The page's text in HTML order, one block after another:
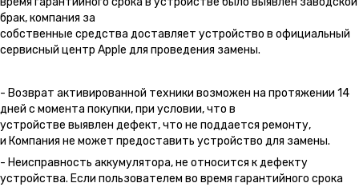
брак, компания за
собственные средства доставляет устройство в официальный
сервисный центр Apple для проведения замены.
- Возврат активированной техники возможен на протяжении 14
дней с момента покупки, при условии, что в
устройстве выявлен дефект, что не поддается ремонту,
и Компания не может предоставить устройство для замены.
- Неисправность аккумулятора, не относится к дефекту
устройства. Если пользователем во время гарантийного срока